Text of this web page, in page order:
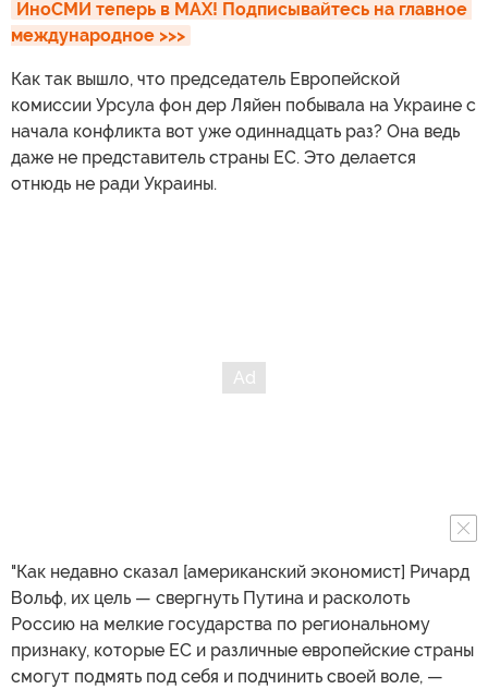
ИноСМИ теперь в MAX! Подписывайтесь на главное
международное >>>
Как так вышло, что председатель Европейской
комиссии Урсула фон дер Ляйен побывала на Украине с
начала конфликта вот уже одиннадцать раз? Она ведь
даже не представитель страны ЕС. Это делается
отнюдь не ради Украины.
"Как недавно сказал [американский экономист] Ричард
Вольф, их цель — свергнуть Путина и расколоть
Россию на мелкие государства по региональному
признаку, которые ЕС и различные европейские страны
смогут подмять под себя и подчинить своей воле, —